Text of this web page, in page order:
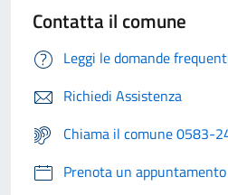
Contatta il comune
Leggi le domande
Richiedi Assistenza
Chiama il comune 0583-
Prenota un appuntamento